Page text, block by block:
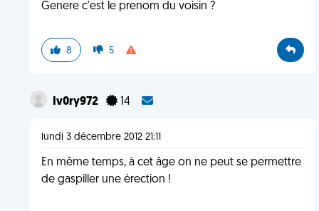
Genere c'est le prenom du voisin ?
8 5
Iv0ry972 14
lundi 3 décembre 2012 21:11
En même temps, à cet âge on ne peut se permettre
de gaspiller une érection !